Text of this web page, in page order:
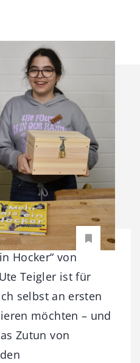
Hocker“ von
Teigler ist für
selbst an ersten
möchten – und
Zutun von